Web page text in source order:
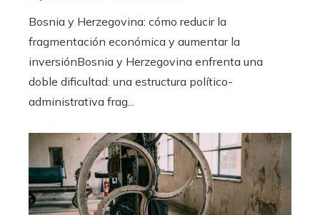
Bosnia y Herzegovina: cómo reducir la
fragmentación económica y aumentar la
inversiónBosnia y Herzegovina enfrenta una
doble dificultad: una estructura político-
administrativa frag...